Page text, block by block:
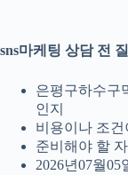
sns마케팅 상담 전
은평구하수구
인지
비용이나 조건
준비해야 할
2026년07월